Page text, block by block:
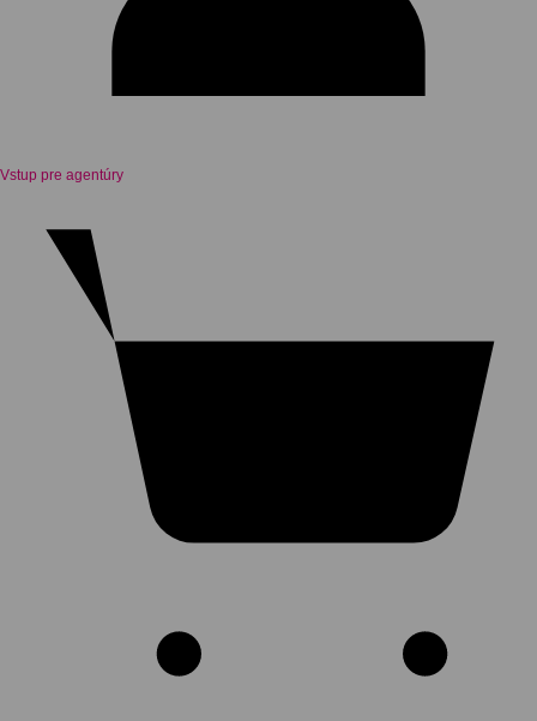
Vstup pre agentúry